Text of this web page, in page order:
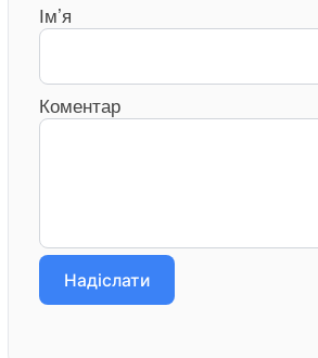
Ім’я
Коментар
Надіслати